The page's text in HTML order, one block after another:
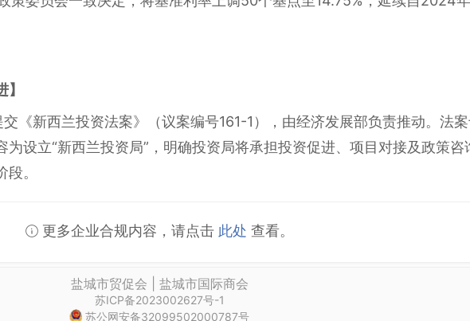
《新西兰投资法案》（议案编号161-1），由经济发展部负责推动。法
为设立“新西兰投资局”，明确投资局将承担投资促进、项目对接及政策咨
。
更多企业合规内容，请点击 此处 查看。
盐城市贸促会 | 盐城市国际商会
苏ICP备2023002627号-1
苏公网安备32099502000787号